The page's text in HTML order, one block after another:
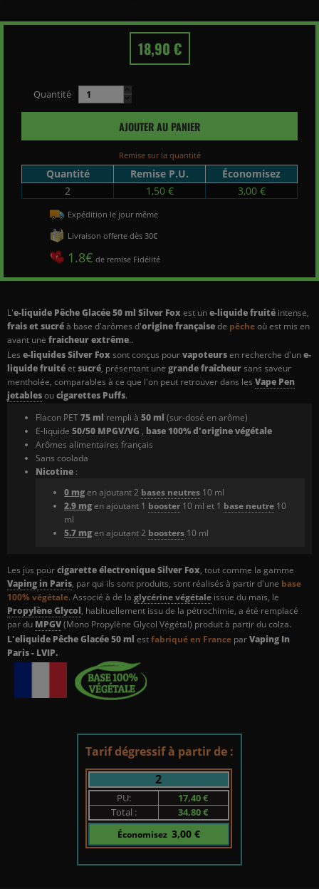
L'e-liquide Pêche Glacée50 ml Silver Foxest une-liquide fruité intense,
frais et sucréà base d'arômes d'origine françaisede pêcheoù est mis en
avant une fraicheur extrême..
Les e-liquides Silver Foxsont conçus pourvapoteursen recherche d'une-
liquide fruitéetsucré, présentant une grande fraîcheursans saveur
mentholée, comparables à ce que l'on peut retrouver dans les Vape Pen
jetablesoucigarettes Puffs.
Flacon PET75 ml rempli à 50 ml (sur-dosé en arôme)
E-liquide 50/50 MPGV/VG , base 100% d'origine végétale
Arômes alimentaires français
Sans coolada
Nicotine :
0 mgen ajoutant 2 bases neutres 10 ml
2.9 mgen ajoutant 1 booster 10 ml et 1 base neutre 10
ml
5.7 mgen ajoutant 2 boosters 10 ml
Les jus pourcigarette électroniqueSilver Fox, tout comme la gamme
Vaping in Paris, par qui ils sont produits, sont réalisés à partir d'une base
100% végétale. Associé à de la glycérine végétale issue du maïs, le
Propylène Glycol, habituellement issu de la pétrochimie, a été remplacé
par du MPGV(Mono Propylène Glycol Végétal) produit à partir du colza.
L'eliquide Pêche Glacée50 ml estfabriqué en France parVaping In
Paris - LVIP.
Tarif dégressif à partir de :
2
PU:
17,40 €
Total :
34,80 €
Économisez 3,00 €
18,90 €
Quantité
AJOUTER AU PANIER
Remise sur la quantité
Quantité Remise P.U.
Économisez
2
1,50 € 3,00 €
Expédition le jour même
Livraison offerte dès 30€
1.8€ de remise Fidélité